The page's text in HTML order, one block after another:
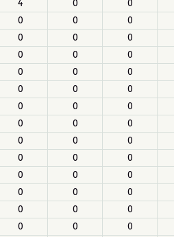
4 0
0
0 0
0
0 0
0
0 0
0
0 0
0
0 0
0
0 0
0
0 0
0
0 0
0
0 0
0
0 0
0
0 0
0
0 0
0
0 0
0